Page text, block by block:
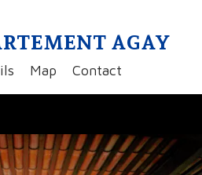
AGAY
Map Contact